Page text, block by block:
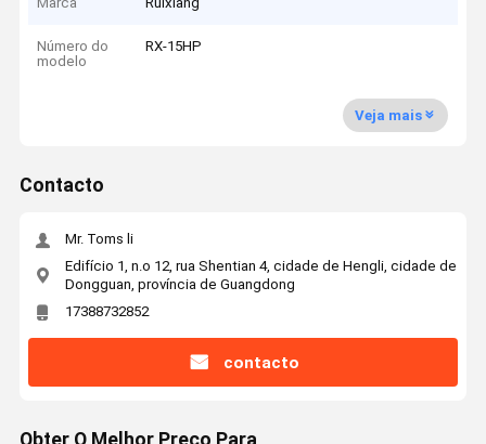
Número do
modelo
RX-15HP
Veja mais
Contacto
Mr. Toms li
Edifício 1, n.o 12, rua Shentian 4, cidade de Hengli, cidade de
Dongguan, província de Guangdong
17388732852
contacto